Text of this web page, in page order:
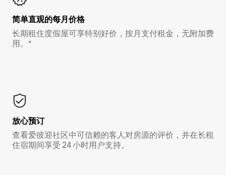
简单直观的每月价格
长期租住度假屋可享特别好价，按月支付租金，无附加费
用。*
放心预订
查看爱彼迎社区中可信赖的客人对房源的评价，并在长租
住宿期间享受 24 小时用户支持。